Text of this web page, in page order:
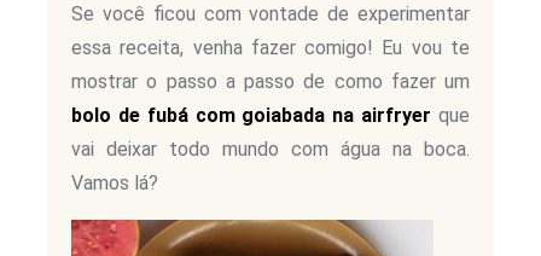
Se você ficou com vontade de experimentar
essa receita, venha fazer comigo! Eu vou te
mostrar o passo a passo de como fazer um
bolo de fubá com goiabada na airfryer que
vai deixar todo mundo com água na boca.
Vamos lá?